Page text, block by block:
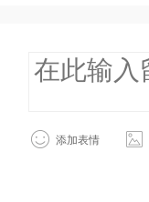
添加表情